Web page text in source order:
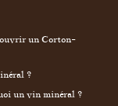
ouvrir un Corton-
?
un vin minéral ?